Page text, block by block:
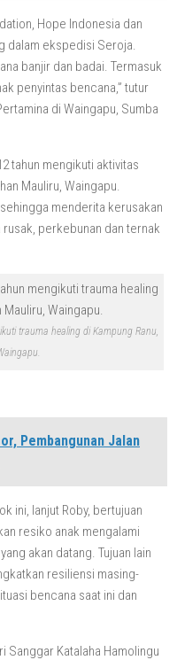
Hope Indonesia dan
dalam ekspedisi Seroja.
banjir dan badai. Termasuk
penyintas bencana,” tutur
di Waingapu, Sumba
tahun mengikuti aktivitas
Mauliru, Waingapu.
menderita kerusakan
perkebunan dan ternak
trauma healing di Kampung Ranu,
Pembangunan Jalan
ini, lanjut Roby, bertujuan
resiko anak mengalami
akan datang. Tujuan lain
resiliensi masing-
bencana saat ini dan
Sanggar Katalaha Hamolingu